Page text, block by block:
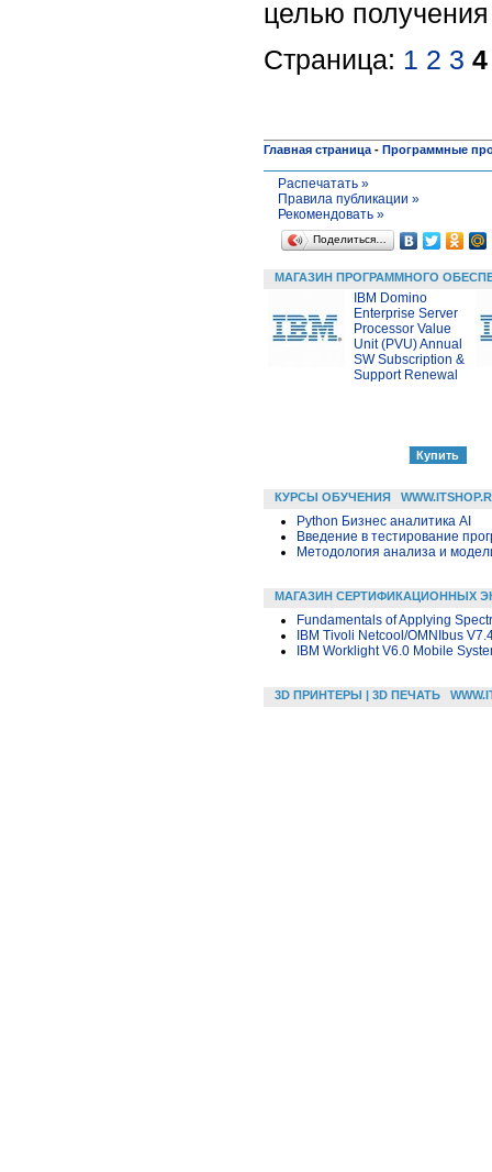
целью
Страница: 1 2 3 4
Главная страница - Программные
Распечатать »
Правила публикации »
Рекомендовать »
Поделиться…
МАГАЗИН ПРОГРАММНОГО
IBM Domino
Enterprise Server
Processor Value
Unit (PVU) Annual
SW Subscription &
Support Renewal
КУРСЫ ОБУЧЕНИЯ
Python Бизнес аналитика AI
Введение в тестирование
Методология анализа и
МАГАЗИН СЕРТИФИКАЦИОННЫХ
Fundamentals of Applying
IBM Tivoli Netcool/OMNIbus
IBM Worklight V6.0 Mobile
3D ПРИНТЕРЫ | 3D ПЕЧАТЬ